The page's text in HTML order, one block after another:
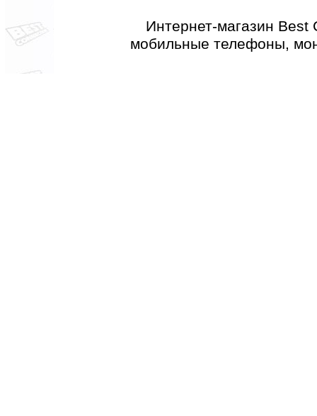
Интернет-магазин Best
мобильные телефоны,